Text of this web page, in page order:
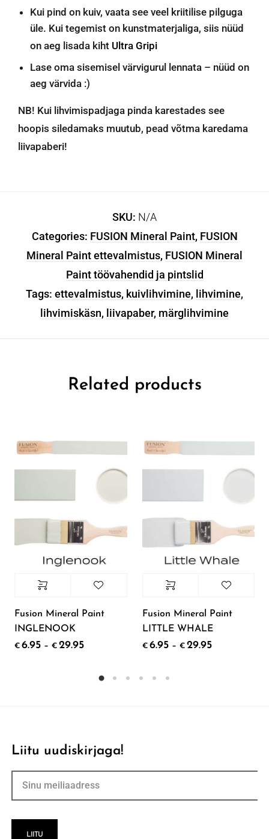
Kui pind on kuiv, vaata see veel kriitilise pilguga
üle. Kui tegemist on kunstmaterjaliga, siis nüüd
on aeg lisada kiht Ultra Gripi
Lase oma sisemisel värvigurul lennata – nüüd on
aeg värvida :)
NB! Kui lihvimispadjaga pinda karestades see
hoopis siledamaks muutub, pead võtma karedama
liivapaberi!
SKU: N/A
Categories: FUSION Mineral Paint, FUSION
Mineral Paint ettevalmistus, FUSION Mineral
Paint töövahendid ja pintslid
Tags: ettevalmistus, kuivlihvimine, lihvimine,
lihvimiskäsn, liivapaber, märglihvimine
Related products
Fusion Mineral Paint
INGLENOOK
€ 6.95 – € 29.95
Fusion Mineral Paint
LITTLE WHALE
€ 6.95– € 29.95
Liitu uudiskirjaga!